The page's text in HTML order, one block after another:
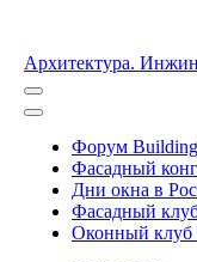
Архитектура.
Форум Building
Фасадный
Дни окна в
Фасадный
Оконный клуб